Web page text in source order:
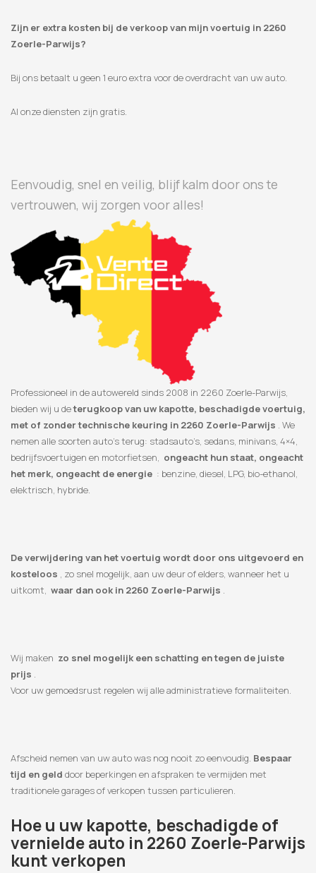
Zijn er extra kosten bij de verkoop van mijn voertuig in 2260
Zoerle-Parwijs?
Bij ons betaalt u geen 1 euro extra voor de overdracht van uw auto.
Al onze diensten zijn gratis.
Eenvoudig, snel en veilig, blijf kalm door ons te
vertrouwen, wij zorgen voor alles!
Professioneel in de autowereld sinds 2008 in 2260 Zoerle-Parwijs,
bieden wij u deterugkoop van uw kapotte, beschadigde voertuig,
met of zonder technische keuring in 2260 Zoerle-Parwijs . We
nemen alle soorten auto’s terug: stadsauto’s, sedans, minivans, 4×4,
bedrijfsvoertuigen en motorfietsen, ongeacht hun staat, ongeacht
het merk, ongeacht de energie : benzine, diesel, LPG, bio-ethanol,
elektrisch, hybride.
De verwijdering van het voertuig wordt door ons uitgevoerd en
kosteloos , zo snel mogelijk, aan uw deur of elders, wanneer het u
uitkomt, waar dan ook in 2260 Zoerle-Parwijs .
Wij maken zo snel mogelijk een schatting en tegen de juiste
prijs .
Voor uw gemoedsrust regelen wij alle administratieve formaliteiten.
Afscheid nemen van uw auto was nog nooit zo eenvoudig. Bespaar
tijd en geld door beperkingen en afspraken te vermijden met
traditionele garages of verkopen tussen particulieren.
Hoe u uw kapotte, beschadigde of
vernielde auto in 2260 Zoerle-Parwijs
kunt verkopen